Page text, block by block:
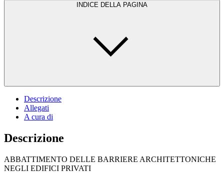
INDICE DELLA PAGINA
Descrizione
Allegati
A cura di
Descrizione
ABBATTIMENTO DELLE BARRIERE ARCHITETTONICHE
NEGLI EDIFICI PRIVATI